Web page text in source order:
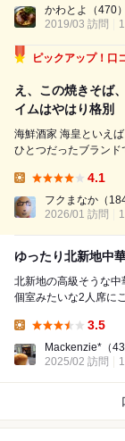
た。 海皇さんは、 昔子供だった頃、 親戚で集まった法事でお邪魔して、
活車海老のおどりを見
かわとよ
（470）
2019/03 訪問
ピックアップ！口
え、この焼きそば
イムはやはり格別
海鮮酒家 海皇といえ
ひとつだったブラン
木通りとかにもあったよなぁ
寄りの北新地、ANAク
4.1
フクまなか （
2026/01 訪問
ゆったり北新地中
北新地の高級そうな中華、ようや
個室みたいな2人席にご案内。
3.5
Mackenzie* （
2025/02 訪問